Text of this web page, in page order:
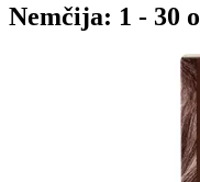
Nemčija: 1 - 30